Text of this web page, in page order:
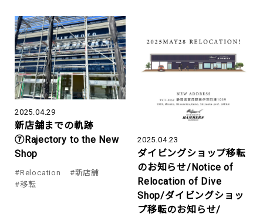
2025.04.29
新店舗までの軌跡
⑦Rajectory to the New
Shop
#Relocation
#新店舗
#移転
2025.04.23
ダイビングショップ移転
のお知らせ/Notice of
Relocation of Dive
Shop/ダイビングショッ
プ移転のお知らせ/